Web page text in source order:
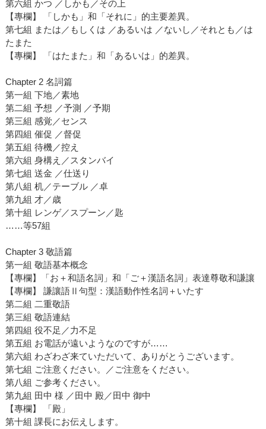
第六組 かつ ／しかも／その上
【專欄】 「しかも」和「それに」的主要差異。
第七組 または／もしくは ／あるいは ／ないし／それとも／は
たまた
【專欄】 「はたまた」和「あるいは」的差異。
Chapter 2 名詞篇
第一組 下地／素地
第二組 予想 ／予測 ／予期
第三組 感覚／センス
第四組 催促 ／督促
第五組 待機／控え
第六組 身構え／スタンバイ
第七組 送金 ／仕送り
第八組 机／テーブル ／卓
第九組 才／歳
第十組 レンゲ／スプーン／匙
……等57組
Chapter 3 敬語篇
第一組 敬語基本概念
【專欄】「お＋和語名詞」和「ご＋漢語名詞」表達尊敬和謙讓
【專欄】 謙讓語Ⅱ句型：漢語動作性名詞＋いたす
第二組 二重敬語
第三組 敬語連結
第四組 役不足／力不足
第五組 お電話が遠いようなのですが……
第六組 わざわざ来ていただいて、ありがとうございます。
第七組 ご注意ください。／ご注意をください。
第八組 ご参考ください。
第九組 田中 様 ／田中 殿／田中 御中
【專欄】 「殿」
第十組 課長にお伝えします。